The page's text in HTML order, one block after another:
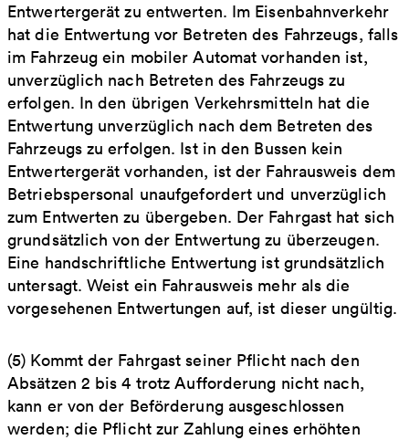
Entwertergerät zu entwerten. Im Eisenbahnverkehr
hat die Entwertung vor Betreten des Fahrzeugs, falls
im Fahrzeug ein mobiler Automat vorhanden ist,
unverzüglich nach Betreten des Fahrzeugs zu
erfolgen. In den übrigen Verkehrsmitteln hat die
Entwertung unverzüglich nach dem Betreten des
Fahrzeugs zu erfolgen. Ist in den Bussen kein
Entwertergerät vorhanden, ist der Fahrausweis dem
Betriebspersonal unaufgefordert und unverzüglich
zum Entwerten zu übergeben. Der Fahrgast hat sich
grundsätzlich von der Entwertung zu überzeugen.
Eine handschriftliche Entwertung ist grundsätzlich
untersagt. Weist ein Fahrausweis mehr als die
vorgesehenen Entwertungen auf, ist dieser ungültig.
(5) Kommt der Fahrgast seiner Pflicht nach den
Absätzen 2 bis 4 trotz Aufforderung nicht nach,
kann er von der Beförderung ausgeschlossen
werden; die Pflicht zur Zahlung eines erhöhten